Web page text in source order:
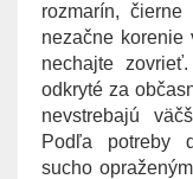
rozmarín,
nezačne
nechajte
odkryté za
nevstrebajú
Podľa potreby
sucho